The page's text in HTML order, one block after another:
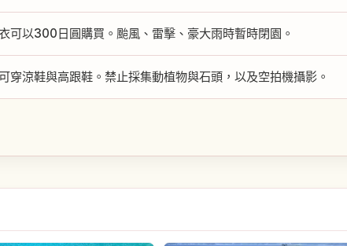
可以300日圓購買。颱風、雷擊、豪大雨時暫時閉園。
穿涼鞋與高跟鞋。禁止採集動植物與石頭，以及空拍機攝影。